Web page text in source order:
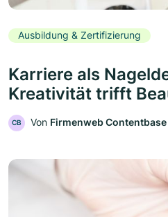
Ausbildung & Zertifizierung
Karriere als
Kreativität trifft
CB Von Firmenweb Contentbase